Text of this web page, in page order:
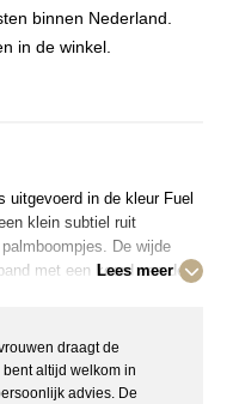
binnen Nederland.
in de winkel.
uitgevoerd in de kleur Fuel
klein subtiel ruit
De wijde
met een koord aan de
dat de short snel
Lees meer
draagt de
altijd welkom in
advies. De